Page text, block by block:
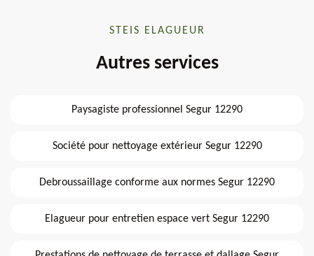
STEIS ELAGUEUR
Autres services
Paysagiste professionnel Segur 12290
Société pour nettoyage extérieur Segur 12290
Debroussaillage conforme aux normes Segur 12290
Elagueur pour entretien espace vert Segur 12290